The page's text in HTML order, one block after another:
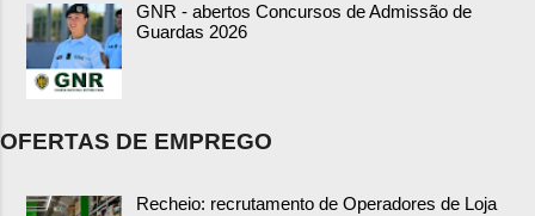
GNR - abertos Concursos de Admissão de
Guardas 2026
OFERTAS DE EMPREGO
Recheio: recrutamento de Operadores de Loja